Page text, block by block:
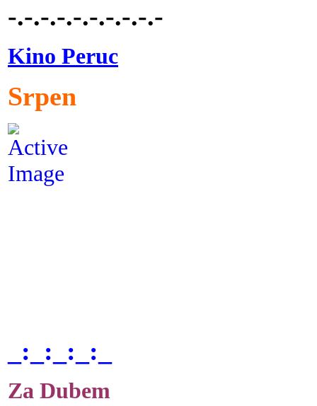
-.-.-.-.-.-.-.-.-.-
Kino Peruc
Srpen
_:_:_:_:_
Za Dubem